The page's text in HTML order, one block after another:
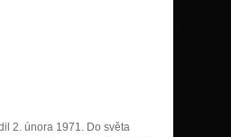
2. února 1971. Do světa